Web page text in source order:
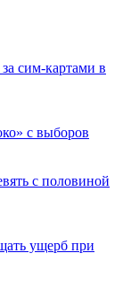
сим-картами в
с выборов
с половиной
ущерб при